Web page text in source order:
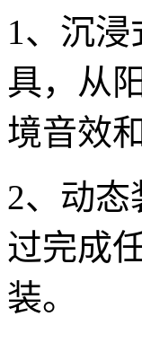
1、沉
具，从
境音效
2、动
过完成
装。